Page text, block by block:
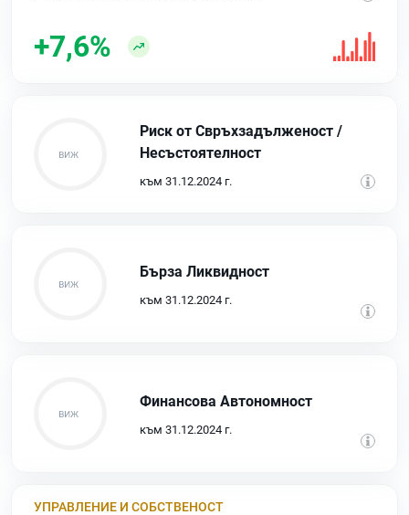
+7,6%
Риск от Свръхзадълженост /
Несъстоятелност
към 31.12.2024 г.
Бърза Ликвидност
към 31.12.2024 г.
Финансова Автономност
към 31.12.2024 г.
УПРАВЛЕНИЕ И СОБСТВЕНОСТ